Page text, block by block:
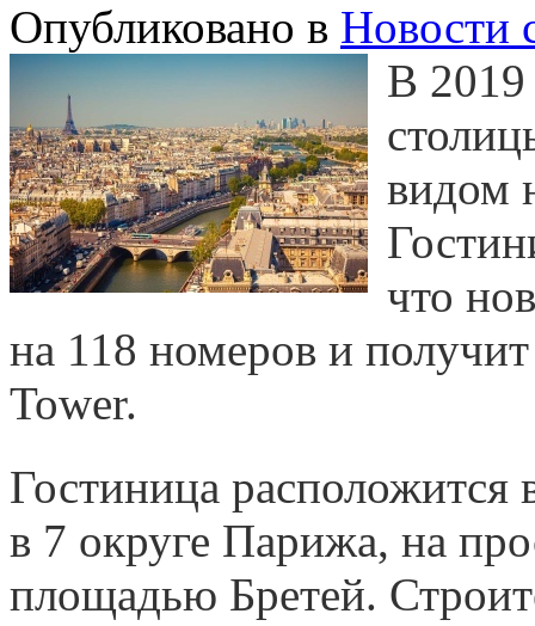
Опубликовано в Новости
В 2019
видом
что
на 118 номеров и
Tower.
Гостиница расположится
в 7 округе Парижа, на
площадью Бретей.